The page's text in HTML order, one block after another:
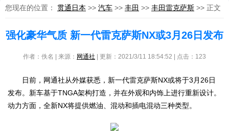
您现在的位置： 贯通日本 >> 汽车 >> 丰田 >> 丰田雷克萨斯 >> 正文
强化豪华气质 新一代雷克萨斯NX或3月26日发布
作者：佚名 | 来源： 网通社 | 更新：2021/3/11 18:54:52 | 点击： 123
日前，网通社从外媒获悉，新一代雷克萨斯NX或将于3月26日
发布。新车基于TNGA架构打造，并在外观和内饰上进行重新设计。
动力方面，全新NX将提供燃油、混动和插电混动三种类型。